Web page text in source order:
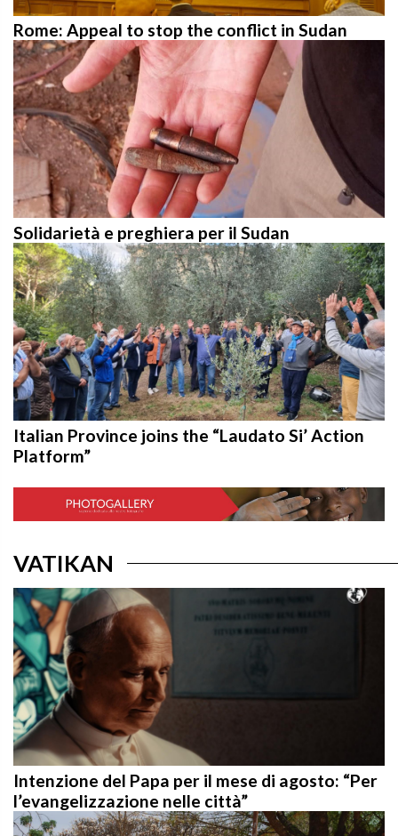
Rome: Appeal to stop the conflict in Sudan
Solidarietà e preghiera per il Sudan
Italian Province joins the “Laudato Si’ Action
Platform”
VATIKAN
Intenzione del Papa per il mese di agosto: “Per
l’evangelizzazione nelle città”